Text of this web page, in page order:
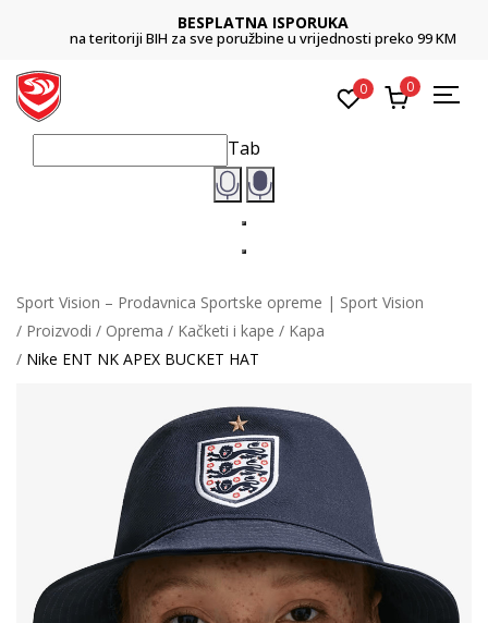
BESPLATNA ISPORUKA
na teritoriji BIH za sve poružbine u vrijednosti preko 99 KM
0 0
Tab
Sport Vision – Prodavnica Sportske opreme | Sport Vision
Proizvodi
Oprema Kačketi i kape
Kapa
Nike ENT NK APEX BUCKET HAT